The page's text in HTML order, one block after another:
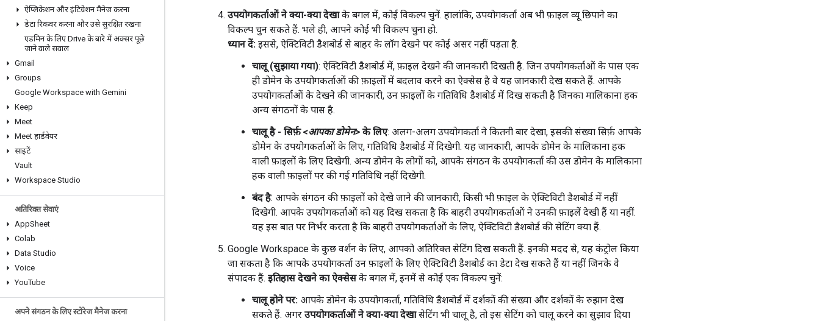
ऐप्लिकेशन और इंटिग्रेशन मैनेज करना
डेटा रिकवर करना और उसे सुरक्षित रखना
एडमिन के लिए Drive के बारे में अक्सर पूछे
जाने वाले सवाल
Gmail
Groups
Google Workspace with Gemini
Keep
Meet
Meet हार्डवेयर
साइटें
Vault
Workspace Studio
अतिरिक्त सेवाएं
AppSheet
Colab
Data Studio
Voice
YouTube
अपने संगठन के लिए स्टोरेज मैनेज करना
उपयोगकर्ताओं ने क्या-क्या देखाके बगल में, कोई विकल्प चुनें. हालांकि, उपयोगकर्ता अब भी फ़ाइल व्यू छिपाने का
विकल्प चुन सकते हैं. भले ही, आपने कोई भी विकल्प चुना हो.
ध्यान दें: इससे, ऐक्टिविटी डैशबोर्ड से बाहर के लॉग देखने पर कोई असर नहीं पड़ता है.
चालू (सुझाया गया): ऐक्टिविटी डैशबोर्ड में, फ़ाइल देखने की जानकारी दिखती है. जिन उपयोगकर्ताओं के पास एक
ही डोमेन के उपयोगकर्ताओं की फ़ाइलों में बदलाव करने का ऐक्सेस है वे यह जानकारी देख सकते हैं. आपके
उपयोगकर्ताओं के देखने की जानकारी, उन फ़ाइलों के गतिविधि डैशबोर्ड में दिख सकती है जिनका मालिकाना हक
अन्य संगठनों के पास है.
चालू है - सिर्फ़<आपका डोमेन> के लिए: अलग-अलग उपयोगकर्ता ने कितनी बार देखा, इसकी संख्या सिर्फ़ आपके
डोमेन के उपयोगकर्ताओं के लिए, गतिविधि डैशबोर्ड में दिखेगी. यह जानकारी, आपके डोमेन के मालिकाना हक
वाली फ़ाइलों के लिए दिखेगी. अन्य डोमेन के लोगों को, आपके संगठन के उपयोगकर्ता की उस डोमेन के मालिकाना
हक वाली फ़ाइलों पर की गई गतिविधि नहीं दिखेगी.
बंद है: आपके संगठन की फ़ाइलों को देखे जाने की जानकारी, किसी भी फ़ाइल के ऐक्टिविटी डैशबोर्ड में नहीं
दिखेगी. आपके उपयोगकर्ताओं को यह दिख सकता है कि बाहरी उपयोगकर्ताओं ने उनकी फ़ाइलें देखी हैं या नहीं.
यह इस बात पर निर्भर करता है कि बाहरी उपयोगकर्ताओं के लिए, ऐक्टिविटी डैशबोर्ड की सेटिंग क्या हैं.
Google Workspace के कुछ वर्शन के लिए, आपको अतिरिक्त सेटिंग दिख सकती हैं. इनकी मदद से, यह कंट्रोल किया
जा सकता है कि आपके उपयोगकर्ता उन फ़ाइलों के लिए ऐक्टिविटी डैशबोर्ड का डेटा देख सकते हैं या नहीं जिनके वे
संपादक हैं. इतिहास देखने का ऐक्सेसके बगल में, इनमें से कोई एक विकल्प चुनें:
चालू होने पर: आपके डोमेन के उपयोगकर्ता, गतिविधि डैशबोर्ड में दर्शकों की संख्या और दर्शकों के रुझान देख
सकते हैं. अगर उपयोगकर्ताओं ने क्या-क्या देखासेटिंग भी चालू है, तो इस सेटिंग को चालू करने का सुझाव दिया